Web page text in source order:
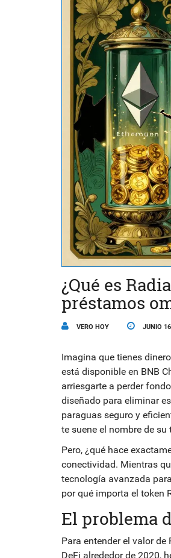
¿Qué es
préstamos
VERO HOY JUNIO
Imagina que tienes
está disponible en BNB
arriesgarte a perder
diseñado para eliminar
paraguas seguro y
te suene el nombre de su
Pero, ¿qué hace
conectividad. Mientras
tecnología avanzada
por qué importa el token
El problema
Para entender el valor
DeFi alrededor de 2020,